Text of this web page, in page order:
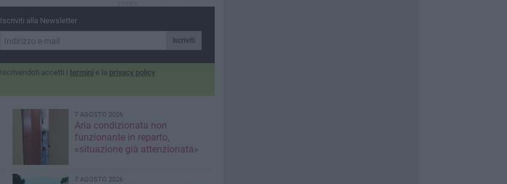
FITET
Iscriviti alla Newsletter
Iscriviti
Iscrivendoti accetti i termini e la privacy policy
7 AGOSTO 2026
Aria condizionata non
funzionante in reparto,
«situazione già attenzionata»
7 AGOSTO 2026